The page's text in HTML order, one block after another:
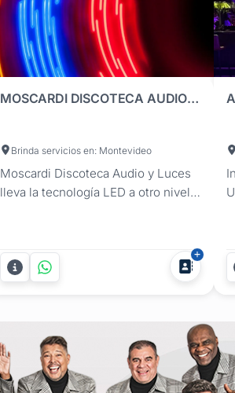
MOSCARDI DISCOTECA AUDIO Y LUCES
Brinda servicios en: Montevideo
Moscardi Discoteca Audio y Luces
lleva la tecnología LED a otro nivel
experiencia y equipamiento
profesional, ofrecemos discoteca,
audio, luces y efectos especiales